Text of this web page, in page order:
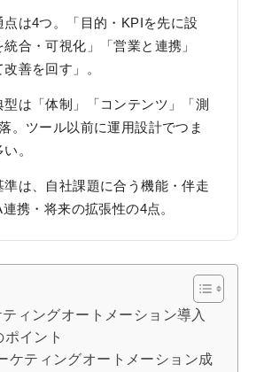
点は4つ。「目的・KPIを先に設
合・可視化」「営業と連携」
改善を回す」。
型は「体制」「コンテンツ」「測
。ツール以前に運用設計でつま
。
準は、自社課題に合う機能・伴走
携・将来の拡張性の4点。
ティングオートメーション導入
イント
ケティングオートメーション成